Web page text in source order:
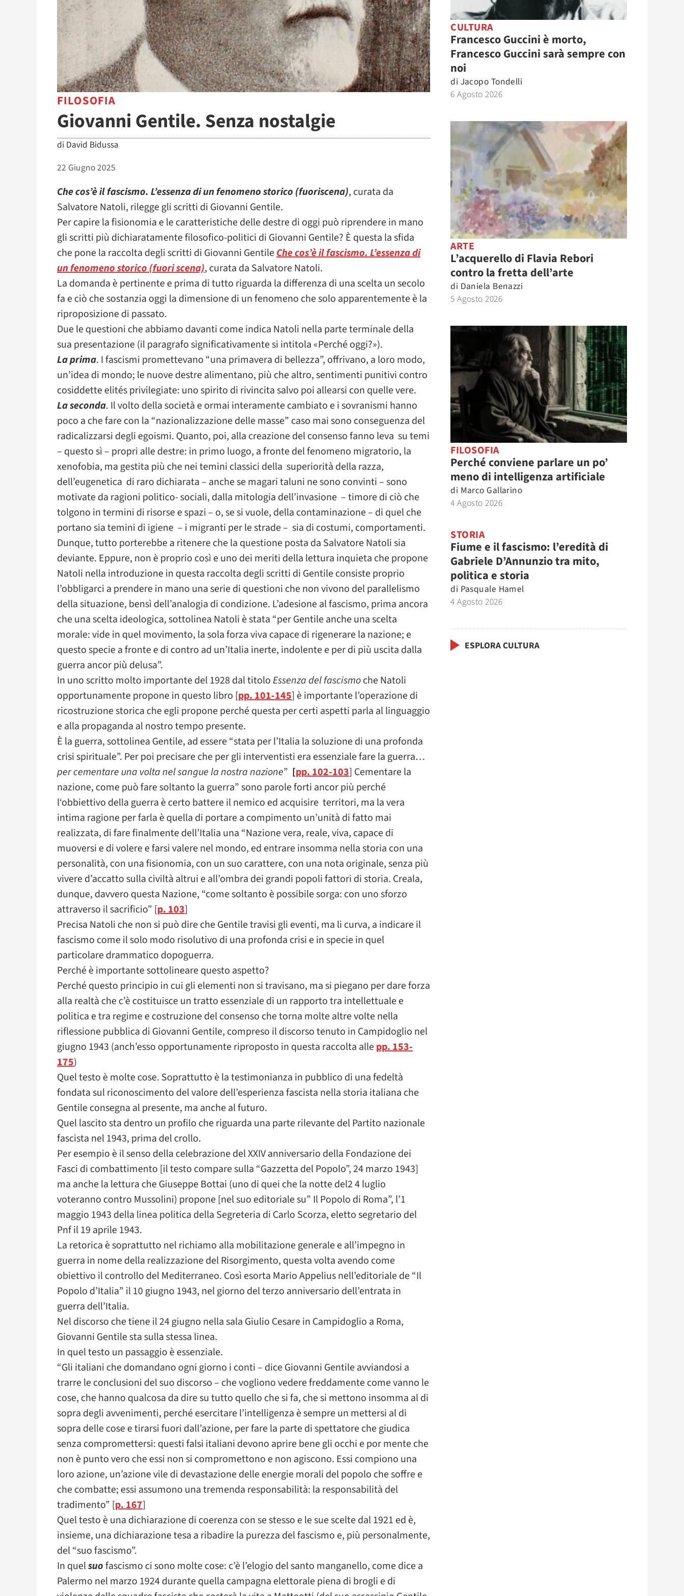
FILOSOFIA
Giovanni Gentile. Senza nostalgie
di David Bidussa
22 Giugno 2025
Che cos’è il fascismo. L’essenza di un fenomeno storico (fuoriscena), curata da
Salvatore Natoli, rilegge gli scritti di Giovanni Gentile.
Per capire la fisionomia e le caratteristiche delle destre di oggi può riprendere in mano
gli scritti più dichiaratamente filosofico-politici di Giovanni Gentile? È questa la sfida
che pone la raccolta degli scritti di Giovanni GentileChe cos’è il fascismo. L’essenza di
un fenomeno storico (fuori scena), curata da Salvatore Natoli.
La domanda è pertinente e prima di tutto riguarda la differenza di una scelta un secolo
fa e ciò che sostanzia oggi la dimensione di un fenomeno che solo apparentemente è la
riproposizione di passato.
Due le questioni che abbiamo davanti come indica Natoli nella parte terminale della
sua presentazione (il paragrafo significativamente si intitola «Perché oggi?»).
La prima. I fascismi promettevano “una primavera di bellezza”, offrivano, a loro modo,
un’idea di mondo; le nuove destre alimentano, più che altro, sentimenti punitivi contro
cosiddette elités privilegiate: uno spirito di rivincita salvo poi allearsi con quelle vere.
La seconda. Il volto della società e ormai interamente cambiato e i sovranismi hanno
poco a che fare con la “nazionalizzazione delle masse” caso mai sono conseguenza del
radicalizzarsi degli egoismi. Quanto, poi, alla creazione del consenso fanno leva su temi
– questo sì – propri alle destre: in primo luogo, a fronte del fenomeno migratorio, la
xenofobia, ma gestita più che nei temini classici della superiorità della razza,
dell’eugenetica di raro dichiarata – anche se magari taluni ne sono convinti – sono
motivate da ragioni politico- sociali, dalla mitologia dell’invasione – timore di ciò che
tolgono in termini di risorse e spazi – o, se si vuole, della contaminazione – di quel che
portano sia temini di igiene – i migranti per le strade – sia di costumi, comportamenti.
Dunque, tutto porterebbe a ritenere che la questione posta da Salvatore Natoli sia
deviante. Eppure, non è proprio così e uno dei meriti della lettura inquieta che propone
Natoli nella introduzione in questa raccolta degli scritti di Gentile consiste proprio
l’obbligarci a prendere in mano una serie di questioni che non vivono del parallelismo
della situazione, bensì dell’analogia di condizione. L’adesione al fascismo, prima ancora
che una scelta ideologica, sottolinea Natoli è stata “per Gentile anche una scelta
morale: vide in quel movimento, la sola forza viva capace di rigenerare la nazione; e
questo specie a fronte e di contro ad un’Italia inerte, indolente e per di più uscita dalla
guerra ancor più delusa”.
In uno scritto molto importante del 1928 dal titoloEssenza del fascismoche Natoli
opportunamente propone in questo libro [pp. 101-145] è importante l’operazione di
ricostruzione storica che egli propone perché questa per certi aspetti parla al linguaggio
e alla propaganda al nostro tempo presente.
È la guerra, sottolinea Gentile, ad essere “stata per l’Italia la soluzione di una profonda
crisi spirituale”. Per poi precisare che per gli interventisti era essenziale fare la guerra…
per cementare una volta nel sangue la nostra nazione” [pp. 102-103] Cementare la
nazione, come può fare soltanto la guerra” sono parole forti ancor più perché
l‘obbiettivo della guerra è certo battere il nemico ed acquisire territori, ma la vera
intima ragione per farla è quella di portare a compimento un’unità di fatto mai
realizzata, di fare finalmente dell’Italia una “Nazione vera, reale, viva, capace di
muoversi e di volere e farsi valere nel mondo, ed entrare insomma nella storia con una
personalità, con una fisionomia, con un suo carattere, con una nota originale, senza più
vivere d’accatto sulla civiltà altrui e all’ombra dei grandi popoli fattori di storia. Creala,
dunque, davvero questa Nazione, “come soltanto è possibile sorga: con uno sforzo
attraverso il sacrificio” [p. 103]
Precisa Natoli che non si può dire che Gentile travisi gli eventi, ma li curva, a indicare il
fascismo come il solo modo risolutivo di una profonda crisi e in specie in quel
particolare drammatico dopoguerra.
Perché è importante sottolineare questo aspetto?
Perché questo principio in cui gli elementi non si travisano, ma si piegano per dare forza
alla realtà che c’è costituisce un tratto essenziale di un rapporto tra intellettuale e
politica e tra regime e costruzione del consenso che torna molte altre volte nella
riflessione pubblica di Giovanni Gentile, compreso il discorso tenuto in Campidoglio nel
giugno 1943 (anch’esso opportunamente riproposto in questa raccolta allepp. 153-
175)
Quel testo è molte cose. Soprattutto è la testimonianza in pubblico di una fedeltà
fondata sul riconoscimento del valore dell’esperienza fascista nella storia italiana che
Gentile consegna al presente, ma anche al futuro.
Quel lascito sta dentro un profilo che riguarda una parte rilevante del Partito nazionale
fascista nel 1943, prima del crollo.
Per esempio è il senso della celebrazione del XXIV anniversario della Fondazione dei
Fasci di combattimento [il testo compare sulla “Gazzetta del Popolo”, 24 marzo 1943]
ma anche la lettura che Giuseppe Bottai (uno di quei che la notte del2 4 luglio
voteranno contro Mussolini) propone [nel suo editoriale su” Il Popolo di Roma”, l’1
maggio 1943 della linea politica della Segreteria di Carlo Scorza, eletto segretario del
Pnf il 19 aprile 1943.
La retorica è soprattutto nel richiamo alla mobilitazione generale e all’impegno in
guerra in nome della realizzazione del Risorgimento, questa volta avendo come
obiettivo il controllo del Mediterraneo. Così esorta Mario Appelius nell’editoriale de “Il
Popolo d’Italia” il 10 giugno 1943, nel giorno del terzo anniversario dell’entrata in
guerra dell’Italia.
Nel discorso che tiene il 24 giugno nella sala Giulio Cesare in Campidoglio a Roma,
Giovanni Gentile sta sulla stessa linea.
In quel testo un passaggio è essenziale.
“Gli italiani che domandano ogni giorno i conti – dice Giovanni Gentile avviandosi a
trarre le conclusioni del suo discorso – che vogliono vedere freddamente come vanno le
cose, che hanno qualcosa da dire su tutto quello che si fa, che si mettono insomma al di
sopra degli avvenimenti, perché esercitare l’intelligenza è sempre un mettersi al di
sopra delle cose e tirarsi fuori dall’azione, per fare la parte di spettatore che giudica
senza compromettersi: questi falsi italiani devono aprire bene gli occhi e por mente che
non è punto vero che essi non si compromettono e non agiscono. Essi compiono una
loro azione, un’azione vile di devastazione delle energie morali del popolo che soffre e
che combatte; essi assumono una tremenda responsabilità: la responsabilità del
tradimento” [p. 167]
Quel testo è una dichiarazione di coerenza con se stesso e le sue scelte dal 1921 ed è,
insieme, una dichiarazione tesa a ribadire la purezza del fascismo e, più personalmente,
del “suo fascismo”.
In quelsuofascismo ci sono molte cose: c’è l’elogio del santo manganello, come dice a
Palermo nel marzo 1924 durante quella campagna elettorale piena di brogli e di
CULTURA
Francesco Guccini è morto,
Francesco Guccini sarà sempre con
noi
di Jacopo Tondelli
6 Agosto 2026
ARTE
L’acquerello di Flavia Rebori
contro la fretta dell’arte
di Daniela Benazzi
5 Agosto 2026
FILOSOFIA
Perché conviene parlare un po’
meno di intelligenza artificiale
di Marco Gallarino
4 Agosto 2026
STORIA
Fiume e il fascismo: l’eredità di
Gabriele D’Annunzio tra mito,
politica e storia
di Pasquale Hamel
4 Agosto 2026
ESPLORA CULTURA